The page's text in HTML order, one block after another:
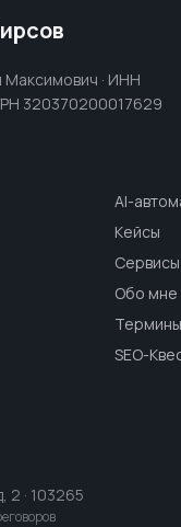
· ИНН
320370200017629
AI-
Кейсы
Сервисы
Обо мне
Термины
SEO-
2 · 103265